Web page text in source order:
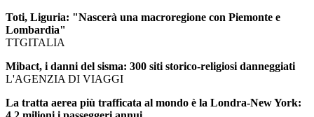
Toti, Liguria: "Nascerà una macroregione con Piemonte e
Lombardia"
TTGITALIA
Mibact, i danni del sisma: 300 siti storico-religiosi danneggiati
L'AGENZIA DI VIAGGI
La tratta aerea più trafficata al mondo è la Londra-New York: